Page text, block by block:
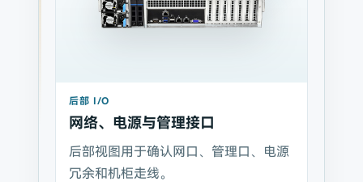
后部 I/O
网络、电源与管理接口
后部视图用于确认网口、管理口、电源
冗余和机柜走线。